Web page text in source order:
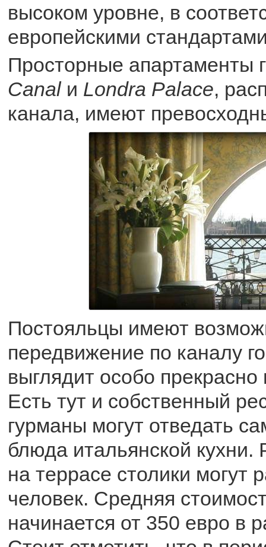
высоком уровне, в
европейскими
Просторные апартаменты
Canalи Londra Palace,
канала, имеют
Постояльцы имеют
передвижение по каналу
выглядит особо
Есть тут и собственный
гурманы могут отведать
блюда итальянской
на террасе столики могут
человек. Средняя
начинается от 350 евро в